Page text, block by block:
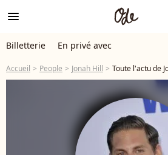
menu
Billetterie En privé avec
Accueil People Jonah Hill Toute l'actu de